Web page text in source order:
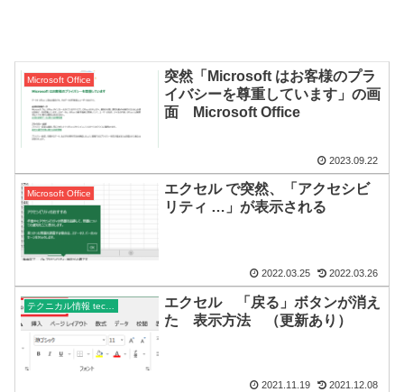
Microsoft Office
突然「Microsoft はお客様のプラ
イバシーを尊重しています」の画
面 Microsoft Office
2023.09.22
Microsoft Office
エクセル で突然、「アクセシビ
リティ …」が表示される
2022.03.25 2022.03.26
テクニカル情報 technical
エクセル 「戻る」ボタンが消え
た 表示方法 （更新あり）
2021.11.19 2021.12.08